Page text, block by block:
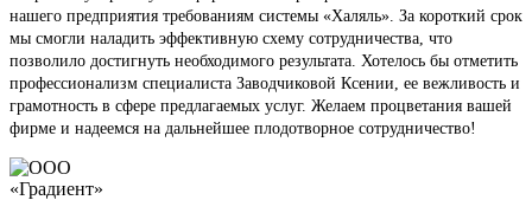
нашего предприятия требованиям системы «Халяль». За короткий срок
мы смогли наладить эффективную схему сотрудничества, что
позволило достигнуть необходимого результата. Хотелось бы отметить
профессионализм специалиста Заводчиковой Ксении, ее вежливость и
грамотность в сфере предлагаемых услуг. Желаем процветания вашей
фирме и надеемся на дальнейшее плодотворное сотрудничество!